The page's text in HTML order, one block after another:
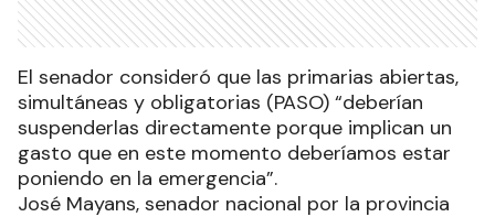
El senador consideró que las primarias abiertas,
simultáneas y obligatorias (PASO) “deberían
suspenderlas directamente porque implican un
gasto que en este momento deberíamos estar
poniendo en la emergencia”.
José Mayans, senador nacional por la provincia